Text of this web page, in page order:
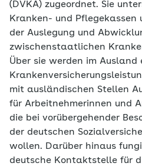
(DVKA) zugeordnet. Sie
Kranken- und Pflegekassen
der Auslegung und
zwischenstaatlichen
Über sie werden im Ausland
mit ausländischen Stellen
für Arbeitnehmerinnen und
die bei vorübergehender
der deutschen
wollen. Darüber hinaus
deutsche Kontaktstelle für